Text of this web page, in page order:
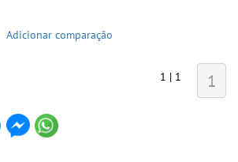
Adicionar comparação
1 | 1 1